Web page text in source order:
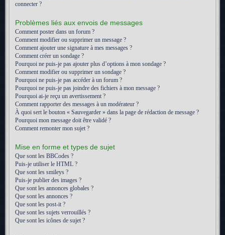
connecter ?
Problèmes liés aux envois de messages
Comment poster dans un forum ?
Comment modifier ou supprimer un message ?
Comment ajouter une signature à mes messages ?
Comment créer un sondage ?
Pourquoi ne puis-je pas ajouter plus d’options à mon sondage ?
Comment modifier ou supprimer un sondage ?
Pourquoi ne puis-je pas accéder à un forum ?
Pourquoi ne puis-je pas joindre des fichiers à mon message ?
Pourquoi ai-je reçu un avertissement ?
Comment rapporter des messages à un modérateur ?
À quoi sert le bouton « Sauvegarder » dans la page de rédaction de message ?
Pourquoi mon message doit être validé ?
Comment remonter mon sujet ?
Mise en forme et types de sujet
Que sont les BBCodes ?
Puis-je utiliser le HTML ?
Que sont les smileys ?
Puis-je publier des images ?
Que sont les annonces globales ?
Que sont les annonces ?
Que sont les post-it ?
Que sont les sujets verrouillés ?
Que sont les icônes de sujet ?